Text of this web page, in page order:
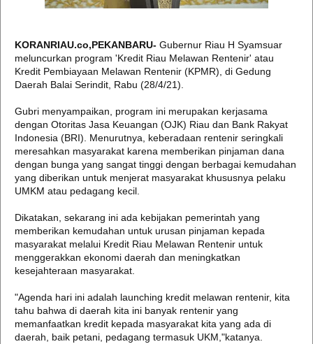
KORANRIAU.co,PEKANBARU- Gubernur Riau H Syamsuar
meluncurkan program 'Kredit Riau Melawan Rentenir' atau
Kredit Pembiayaan Melawan Rentenir (KPMR), di Gedung
Daerah Balai Serindit, Rabu (28/4/21).
Gubri menyampaikan, program ini merupakan kerjasama
dengan Otoritas Jasa Keuangan (OJK) Riau dan Bank Rakyat
Indonesia (BRI). Menurutnya, keberadaan rentenir seringkali
meresahkan masyarakat karena memberikan pinjaman dana
dengan bunga yang sangat tinggi dengan berbagai kemudahan
yang diberikan untuk menjerat masyarakat khususnya pelaku
UMKM atau pedagang kecil.
Dikatakan, sekarang ini ada kebijakan pemerintah yang
memberikan kemudahan untuk urusan pinjaman kepada
masyarakat melalui Kredit Riau Melawan Rentenir untuk
menggerakkan ekonomi daerah dan meningkatkan
kesejahteraan masyarakat.
"Agenda hari ini adalah launching kredit melawan rentenir, kita
tahu bahwa di daerah kita ini banyak rentenir yang
memanfaatkan kredit kepada masyarakat kita yang ada di
daerah, baik petani, pedagang termasuk UKM,"katanya.